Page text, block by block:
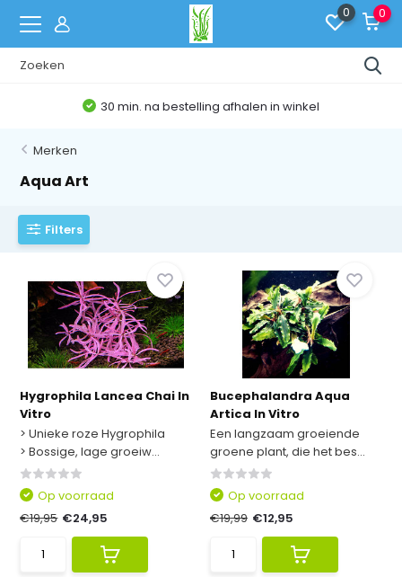
0 0
30 min. na bestelling afhalen in winkel
Merken
Aqua Art
Filters
Hygrophila Lancea Chai In
Vitro
> Unieke roze Hygrophila
> Bossige, lage groeiw...
Op voorraad
€19,95 €24,95
Bucephalandra Aqua
Artica In Vitro
Een langzaam groeiende
groene plant, die het bes...
Op voorraad
€19,99 €12,95